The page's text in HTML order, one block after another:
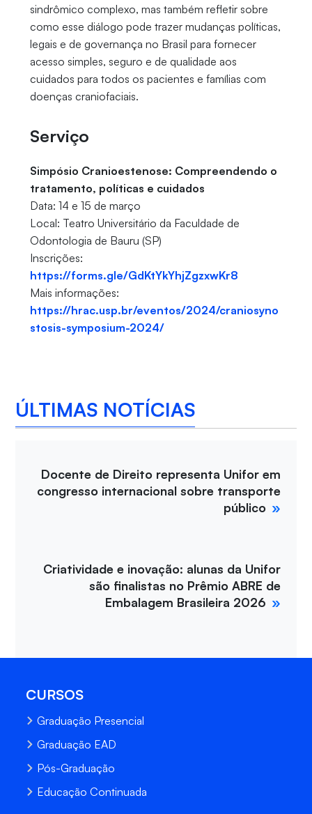
sindrômico complexo, mas também refletir sobre
como esse diálogo pode trazer mudanças políticas,
legais e de governança no Brasil para fornecer
acesso simples, seguro e de qualidade aos
cuidados para todos os pacientes e famílias com
doenças craniofaciais.
Serviço
Simpósio Cranioestenose: Compreendendo o
tratamento, políticas e cuidados
Data: 14 e 15 de março
Local: Teatro Universitário da Faculdade de
Odontologia de Bauru (SP)
Inscrições:
https://forms.gle/GdKtYkYhjZgzxwKr8
Mais informações:
https://hrac.usp.br/eventos/2024/craniosyno
stosis-symposium-2024/
ÚLTIMAS NOTÍCIAS
Docente de Direito representa Unifor em
congresso internacional sobre transporte
público
Criatividade e inovação: alunas da Unifor
são finalistas no Prêmio ABRE de
Embalagem Brasileira 2026
CURSOS
Graduação Presencial
Graduação EAD
Pós-Graduação
Educação Continuada